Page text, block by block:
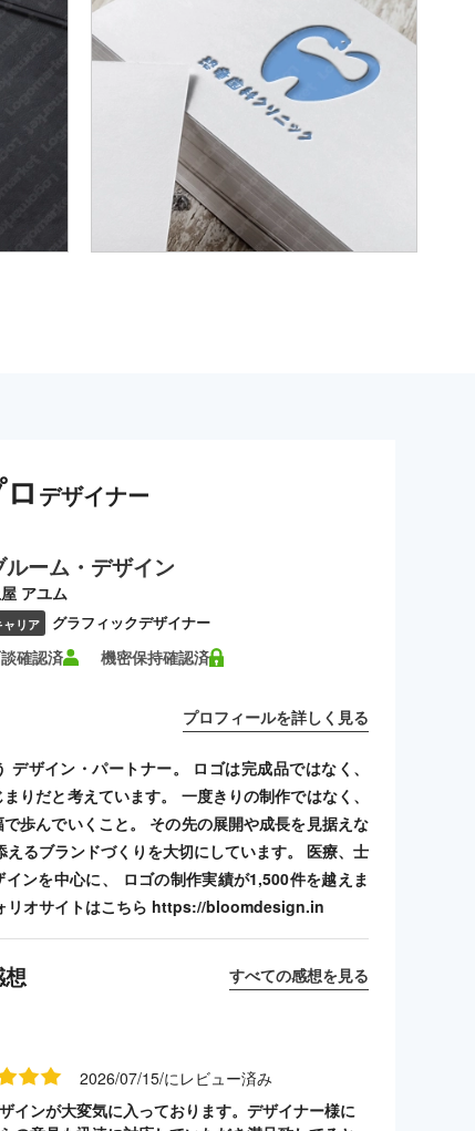
デザイナー
ルーム・デザイン
アユム
ャリア グラフィックデザイナー
確認済 機密保持確認済
プロフィールを詳しく見る
デザイン・パートナー。 ロゴは完成品ではなく、
りだと考えています。 一度きりの制作ではなく、
歩んでいくこと。 その先の展開や成長を見据えな
えるブランドづくりを大切にしています。 医療、士
ンを中心に、 ロゴの制作実績が1,500件を越えま
リオサイトはこちら https://bloomdesign.in
想 すべての感想を見る
2026/07/15/にレビュー済み
インが大変気に入っております。デザイナー様に